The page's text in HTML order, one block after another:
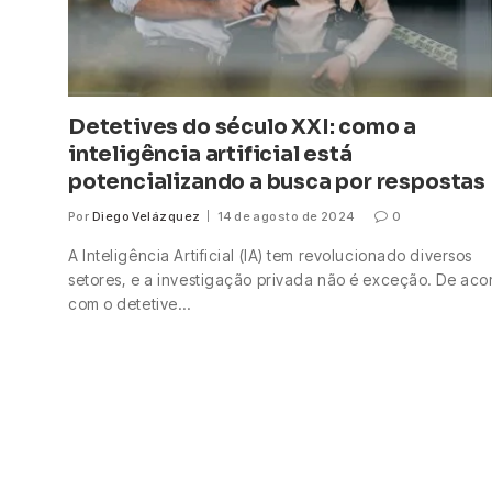
Detetives do século XXI: como a
inteligência artificial está
potencializando a busca por respostas
Por Diego Velázquez 14 de agosto de 2024 0
A Inteligência Artificial (IA) tem revolucionado diversos
setores, e a investigação privada não é exceção. De
com o detetive…